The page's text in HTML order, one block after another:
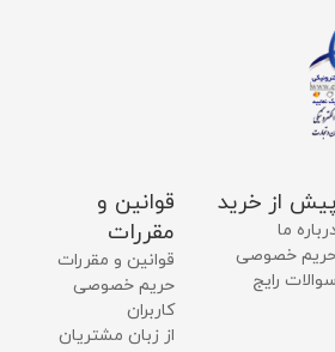
پیش از خرید
ما
خصوصی
سوالات رایج
قوانین و
مقررات
قوانین و مقررات
حریم خصوصی
کاربران
از زبان مشتریان